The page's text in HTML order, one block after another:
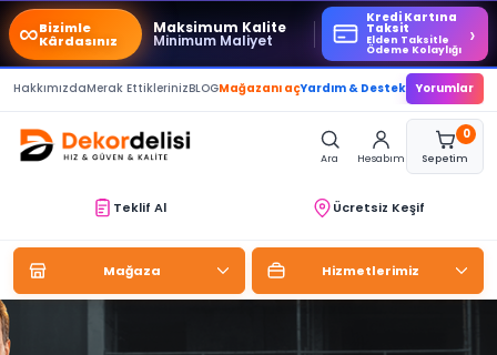
∞Bizimle
Kârdasınız
Maksimum Kalite
Minimum Maliyet
Kredi Kartına
Taksit
Elden Taksitle
Ödeme Kolaylığı
›
HakkımızdaMerak EttiklerinizBLOGMağazanı açYardım & Destek Yorumlar
Ara Hesabım
0
Sepetim
Teklif Al Ücretsiz Keşif
Mağaza Hizmetlerimiz